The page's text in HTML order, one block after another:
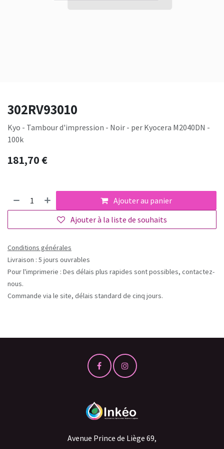
302RV93010
Kyo - Tambour d'impression - Noir - per Kyocera M2040DN -
100k
181,70€
Ajouter au panier
Ajouter à la liste de souhaits
Conditions générales
Livraison : 5 jours ouvrables
Pour l'imprimerie : Des délais plus rapides sont possibles, contactez-
nous.
Commande via le site, délais standard de cinq jours.
Avenue Prince de Liège 69,